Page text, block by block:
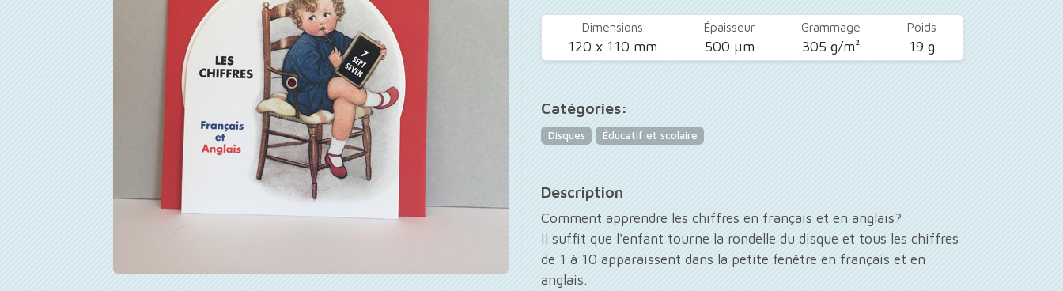
Dimensions
120 x 110 mm
Épaisseur
500 µm
Grammage
305 g/m²
Poids
19 g
Catégories:
Disques Éducatif et scolaire
Description
Comment apprendre les chiffres en français et en anglais?
Il suffit que l'enfant tourne la rondelle du disque et tous les chiffres
de 1 à 10 apparaissent dans la petite fenêtre en français et en
anglais.